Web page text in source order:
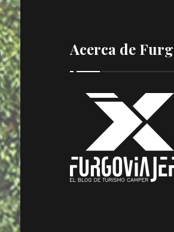
Acerca de